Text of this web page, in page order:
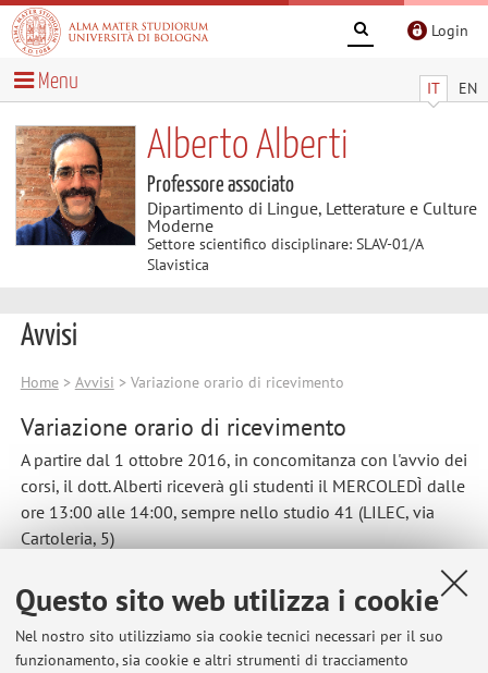
Questo sito web utilizza i cookie
Nel nostro sito utilizziamo sia cookie tecnici necessari per il suo
funzionamento, sia cookie e altri strumenti di tracciamento
Login
IT EN
Menu
Alberto Alberti
Professore associato
Dipartimento di Lingue, Letterature e Culture
Moderne
Settore scientifico disciplinare: SLAV-01/A
Slavistica
Avvisi
Home> Avvisi > Variazione orario di ricevimento
Variazione orario di ricevimento
A partire dal 1 ottobre 2016, in concomitanza con l'avvio dei
corsi, il dott. Alberti riceverà gli studenti il MERCOLEDÌ dalle
ore 13:00 alle 14:00, sempre nello studio 41 (LILEC, via
Cartoleria, 5)
Pubblicato il: 10 settembre 2016